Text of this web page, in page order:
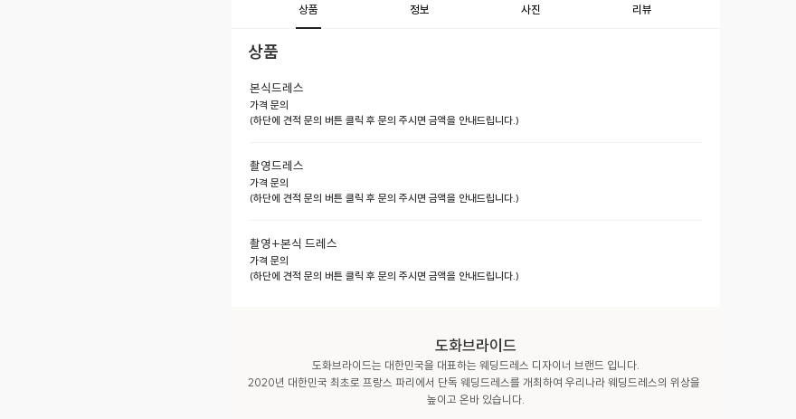
상품 정보 사진 리뷰
상품
본식드레스
가격 문의
(하단에 견적 문의 버튼 클릭 후 문의 주시면 금액을 안내드립니다.)
촬영드레스
가격 문의
(하단에 견적 문의 버튼 클릭 후 문의 주시면 금액을 안내드립니다.)
촬영+본식 드레스
가격 문의
(하단에 견적 문의 버튼 클릭 후 문의 주시면 금액을 안내드립니다.)
도화브라이드
도화브라이드는 대한민국을 대표하는 웨딩드레스 디자이너 브랜드 입니다.
2020년 대한민국 최초로 프랑스 파리에서 단독 웨딩드레스를 개최하여 우리나라 웨딩드레스의 위상을
높이고 온바 있습니다.